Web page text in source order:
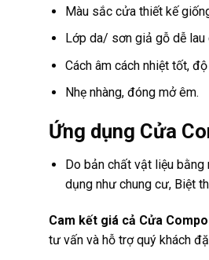
Màu sắc cửa thiết kế
Lớp da/ sơn giả gỗ dễ lau
Cách âm cách nhiệt tốt,
Nhẹ nhàng, đóng mở êm.
Ứng dụng Cửa
Do bản chất vật liệu
dụng như chung cư, Biệt
Cam kết giá cả Cửa
tư vấn và hỗ trợ quý khách